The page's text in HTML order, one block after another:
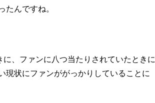
たんですね。
、ファンに八つ当たりされていたときに
現状にファンががっかりしていることに